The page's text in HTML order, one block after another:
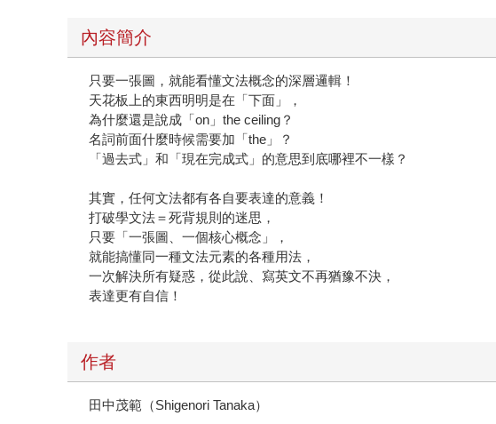
內容簡介
只要一張圖，就能看懂文法概念的深層邏輯！
天花板上的東西明明是在「下面」，
為什麼還是說成「on」the ceiling？
名詞前面什麼時候需要加「the」？
「過去式」和「現在完成式」的意思到底哪裡不一樣？
其實，任何文法都有各自要表達的意義！
打破學文法＝死背規則的迷思，
只要「一張圖、一個核心概念」，
就能搞懂同一種文法元素的各種用法，
一次解決所有疑惑，從此說、寫英文不再猶豫不決，
表達更有自信！
作者
田中茂範（Shigenori Tanaka）